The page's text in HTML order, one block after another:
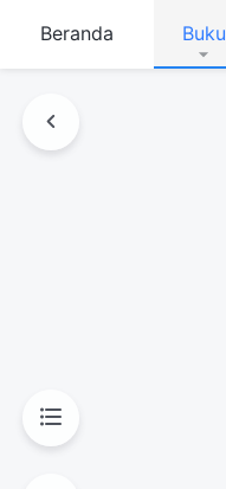
Beranda Buku